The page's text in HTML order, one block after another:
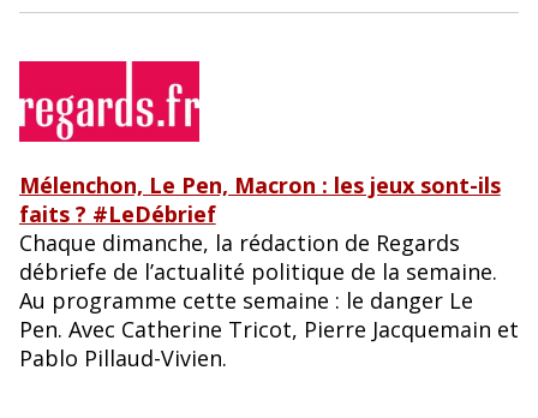
Mélenchon, Le Pen, Macron : les jeux sont-ils
faits ? #LeDébrief
Chaque dimanche, la rédaction de Regards
débriefe de l’actualité politique de la semaine.
Au programme cette semaine : le danger Le
Pen. Avec Catherine Tricot, Pierre Jacquemain et
Pablo Pillaud-Vivien.